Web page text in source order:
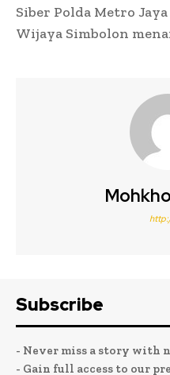
Siber Polda Metro
Wijaya Simbolon
Subscribe
- Never miss a story with
- Gain full access to our